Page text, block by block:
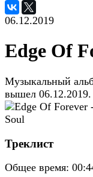
06.12.2019
Edge Of
Музыкальный
вышел 06.12.2019.
Треклист
Общее время: